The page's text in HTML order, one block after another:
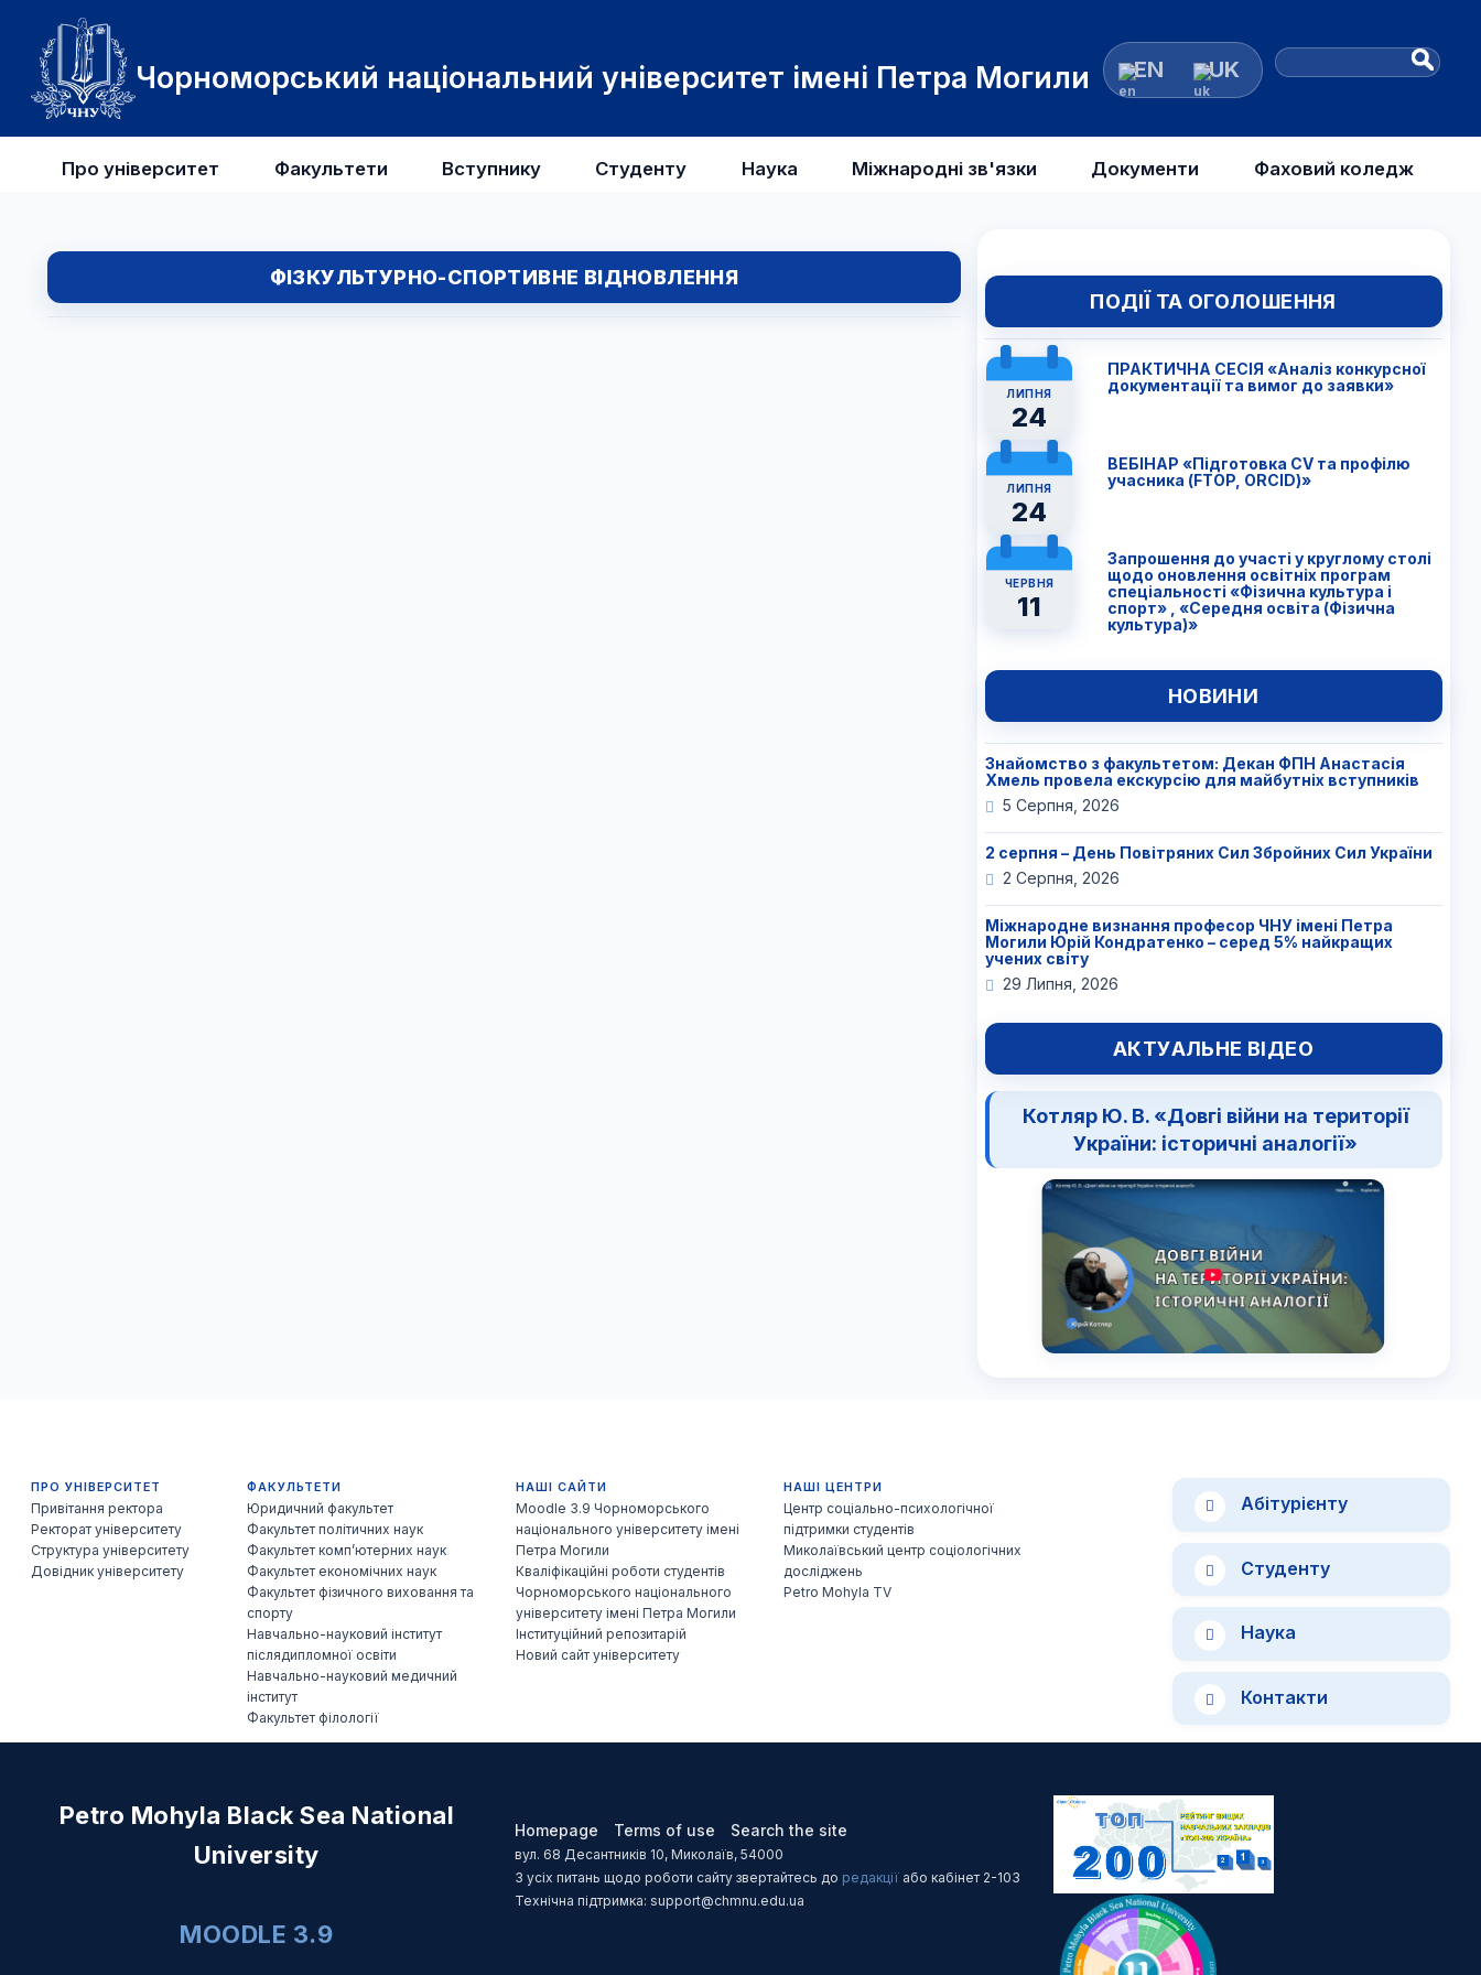
Чорноморський національний університет імені Петра Могили
Про університет Факультети Вступнику Студенту Наука Міжнародні зв'язки Документи Фаховий коледж
ФІЗКУЛЬТУРНО-СПОРТИВНЕ ВІДНОВЛЕННЯ
ПОДІЇ ТА ОГОЛОШЕННЯ
ЛИПНЯ
24
ПРАКТИЧНА СЕСІЯ «Аналіз конкурсної
документації та вимог до заявки»
ЛИПНЯ
24
ВЕБІНАР «Підготовка CV та профілю
учасника (FTОP, ORCID)»
ЧЕРВНЯ
11
Запрошення до участі у круглому столі
щодо оновлення освітніх програм
спеціальності «Фізична культура і
спорт» , «Середня освіта (Фізична
культура)»
НОВИНИ
Знайомство з факультетом: Декан ФПН Анастасія
Хмель провела екскурсію для майбутніх вступників
5 Серпня, 2026
2 серпня – День Повітряних Сил Збройних Сил України
2 Серпня, 2026
Міжнародне визнання професор ЧНУ імені Петра
Могили Юрій Кондратенко – серед 5% найкращих
учених світу
29 Липня, 2026
АКТУАЛЬНЕ ВІДЕО
Котляр Ю. В. «Довгі війни на території
України: історичні аналогії»
ПРО УНІВЕРСИТЕТ
Привітання ректора
Ректорат університету
Структура університету
Довідник університету
ФАКУЛЬТЕТИ
Юридичний факультет
Факультет політичних наук
Факультет комп’ютерних наук
Факультет економічних наук
Факультет фізичного виховання та
спорту
Навчально-науковий інститут
післядипломної освіти
Навчально-науковий медичний
інститут
Факультет філології
НАШІ САЙТИ
Moodle 3.9 Чорноморського
національного університету імені
Петра Могили
Кваліфікаційні роботи студентів
Чорноморського національного
університету імені Петра Могили
Інституційний репозитарій
Новий сайт університету
НАШІ ЦЕНТРИ
Центр соціально-психологічної
підтримки студентів
Миколаївський центр соціологічних
досліджень
Petro Mohyla TV
Абітурієнту
Студенту
Наука
Контакти
Petro Mohyla Black Sea National
University
MOODLE 3.9
Homepage Terms of use Search the site
вул. 68 Десантників 10, Миколаїв, 54000
З усіх питань щодо роботи сайту звертайтесь до редакції або кабінет 2-103
Технічна підтримка: support@chmnu.edu.ua
EN UK